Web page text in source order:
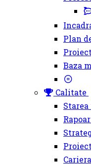
Plan
Baza
Calitate
Cariera